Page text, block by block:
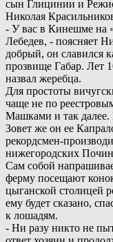
сын Глицинии и
Николая
- У вас в Кинешме на
Лебедев, - поясняет
добрый, он славился
прозвище Габар. Лет
назвал жеребца.
Для простоты
чаще не по
Машками и так далее.
Зовет же он ее
рекордсмен-
нижегородских
Сам собой
ферму посещают
цыганской столицей
ему будет сказано,
к лошадям.
- Ни разу никто не